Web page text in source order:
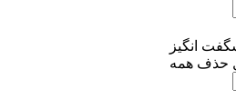
حذف همه